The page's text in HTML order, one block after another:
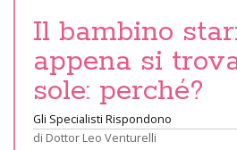
Il bambino
appena si
sole: perché?
Gli Specialisti Rispondono
di Dottor Leo Venturelli